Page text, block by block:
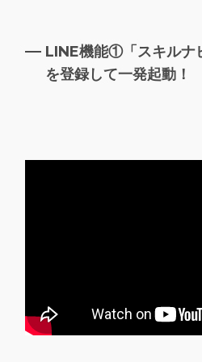
LINE機能①「スキルナ
を登録して一発起動！